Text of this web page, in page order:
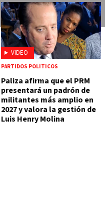
VIDEO
PARTIDOS POLÍTICOS
Paliza afirma que el PRM
presentará un padrón de
militantes más amplio en
2027 y valora la gestión de
Luis Henry Molina